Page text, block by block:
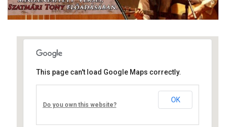
Művelődési ház
Fő út 8 - Nagyréde
This page can't load Google Maps correctly.
Do you own this website?
OK